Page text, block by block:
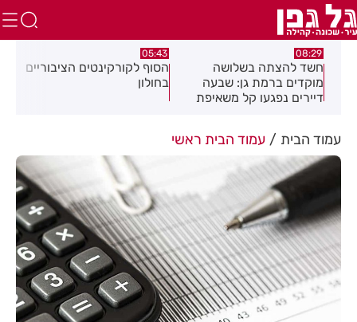
08:29
חשד להצתה בשלושה
מוקדים ברמת גן: שבעה
דיירים נפגעו קל משאיפת
05:43
הסוף לקורקינטים הציבוריים
בחולון
עמוד הבית עמוד הבית ראשי